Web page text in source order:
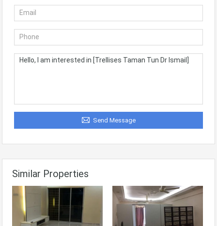
Send Message
Similar Properties